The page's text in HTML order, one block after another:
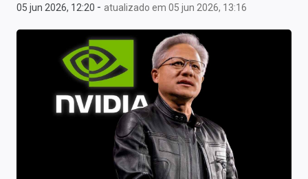
Últimas Notícias
Comprar ou vender?
Carteiras Recomendadas
05 jun 2026, 12:20 - atualizado em 05 jun 2026, 13:16